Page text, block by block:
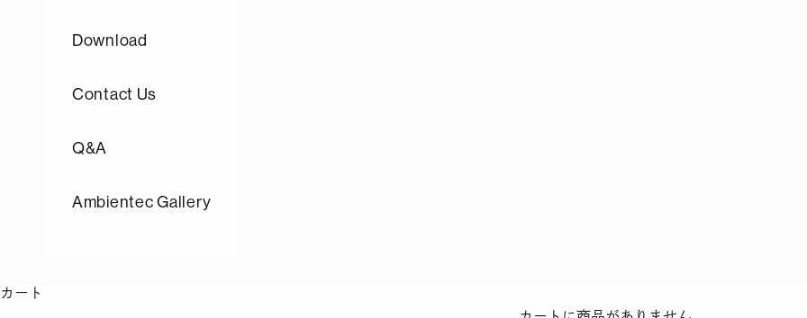
Download
Contact Us
Q&A
Ambientec Gallery
カート